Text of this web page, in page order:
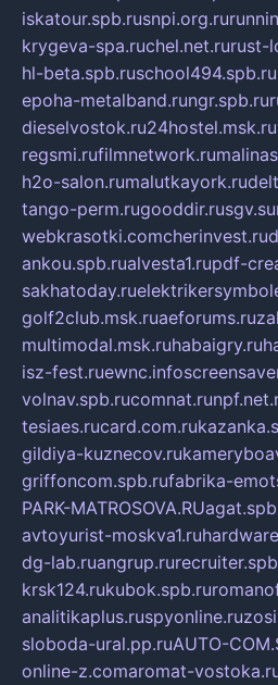
iskatour.spb.rusnpi.org.ru
krygeva-spa.ruchel.net.rurust-
hl-beta.spb.ruschool494.spb.ru
epoha-metalband.rungr.spb.ru
dieselvostok.ru24hostel.msk.ru
regsmi.rufilmnetwork.ru
h2o-salon.rumalutkayork.ru
tango-perm.rugooddir.rusgv.su
webkrasotki.comcherinvest.ru
ankou.spb.rualvesta1.rupdf-
sakhatoday.ru
golf2club.msk.ruaeforums.ru
multimodal.msk.ruhabaigry.ru
isz-fest.ruewnc.info
volnav.spb.rucomnat.ru
tesiaes.rucard.com.ru
gildiya-kuznecov.ru
griffoncom.spb.rufabrika-
PARK-MATROSOVA.RU
avtoyurist-moskva1.ru
dg-lab.ruangrup.ru
krsk124.rukubok.spb.ru
analitikaplus.ruspyonline.ru
sloboda-ural.pp.ruAUTO-
online-z.comaromat-